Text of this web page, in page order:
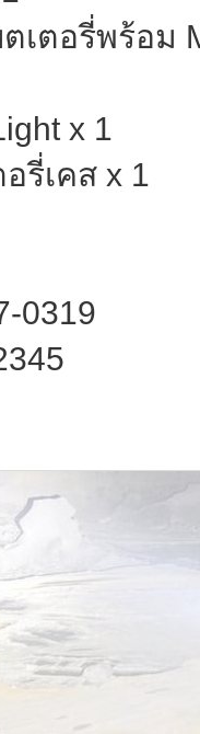
เตอรี่พร้อม
x 1
รี่เคส x 1
0319